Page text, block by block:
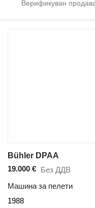
Bühler DPAA
19.000 € Без ДДВ
Машина за пелети
1988